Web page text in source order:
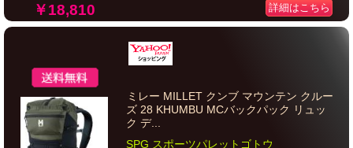
￥18,810 詳細はこちら
ミレー MILLET クンブ マウンテン クルー
ズ 28 KHUMBU MCバックパック リュッ
ク デ...
SPG スポーツパレットゴトウ